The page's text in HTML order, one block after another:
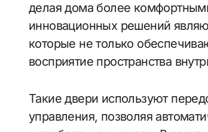
делая дома более
инновационных решений
которые не только
восприятие пространства
Такие двери используют
управления, позволяя